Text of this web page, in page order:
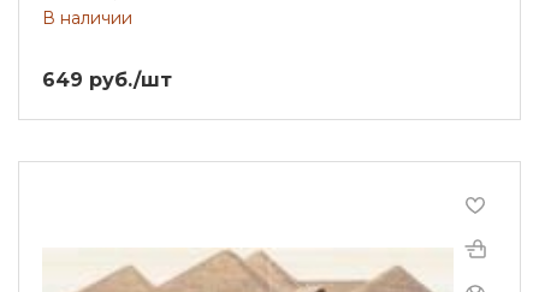
В наличии
649 руб./шт